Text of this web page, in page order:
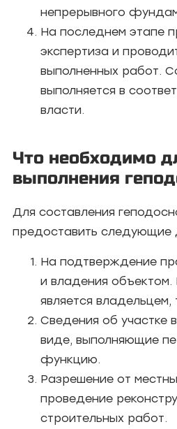
непрерывного
На последнем этапе
экспертиза и
выполненных работ.
выполняется в
власти.
Что необходимо
выполнения
Для составления
предоставить следующие
На подтверждение
и владения объектом.
является
Сведения об участке
виде, выполняющие
функцию.
Разрешение от
проведение
строительных работ.